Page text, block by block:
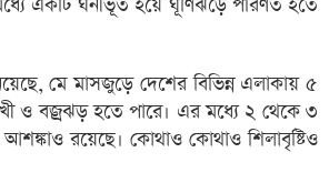
একটি ঘনীভূত হয়ে ঘূর্ণিঝড়ে পরিণত হতে
মে মাসজুড়ে দেশের বিভিন্ন এলাকায় ৫
ও বজ্রঝড় হতে পারে। এর মধ্যে ২ থেকে ৩
আশঙ্কাও রয়েছে। কোথাও কোথাও শিলাবৃষ্টিও